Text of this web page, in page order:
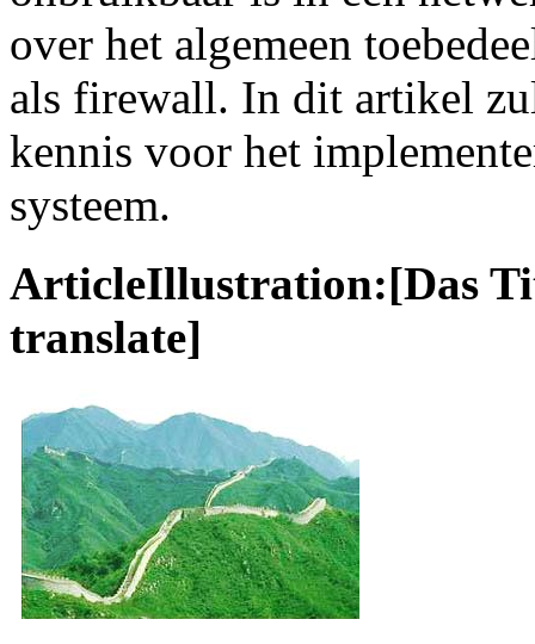
over het algemeen
als firewall. In dit artikel
kennis voor het
systeem.
ArticleIllustration:[Das
translate]